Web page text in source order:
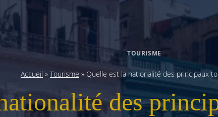
Europe de l’Ouest
Europe du Nord
Europe centrale
Balkans
Amérique du Nord
Amérique centrale
Antilles et Caraïbes
Amérique du Sud
TOURISME
Accueil » Tourisme » Quelle est la nationalité des principaux
des